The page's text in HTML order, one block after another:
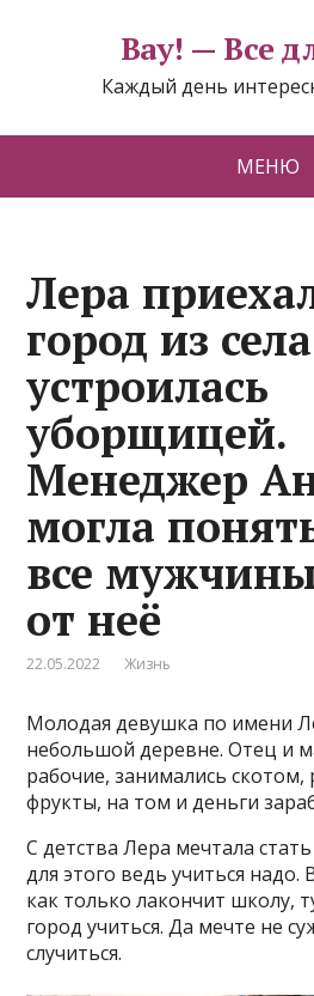
Вау! — Все
Каждый день
МЕНЮ
Лера
город из
устроилась
уборщицей.
Менеджер
могла
все
от неё
22.05.2022 Жизнь
Молодая девушка по имени
небольшой деревне. Отец и
рабочие, занимались
фрукты, на том и деньги
С детства Лера мечтала
для этого ведь учиться надо.
как только лакончит школу,
город учиться. Да мечте не
случиться.